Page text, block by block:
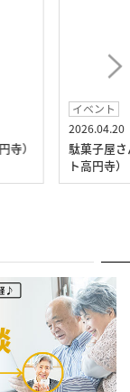
寺）
イベント
2026.04.20
駄菓子屋
ト高円寺）